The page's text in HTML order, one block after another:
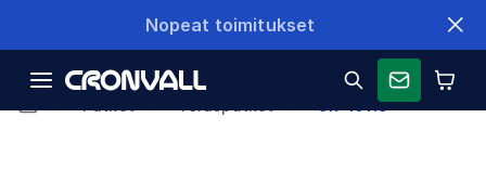
Nopeat toimitukset
CR-10113